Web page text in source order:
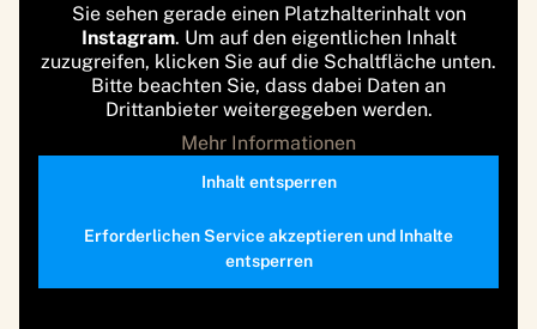
Sie sehen gerade einen Platzhalterinhalt von
Instagram. Um auf den eigentlichen Inhalt
zuzugreifen, klicken Sie auf die Schaltfläche unten.
Bitte beachten Sie, dass dabei Daten an
Drittanbieter weitergegeben werden.
Mehr Informationen
Inhalt entsperren
Erforderlichen Service akzeptieren und Inhalte
entsperren